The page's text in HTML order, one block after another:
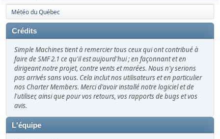
Météo du Québec
Crédits
Simple Machines tient à remercier tous ceux qui ont contribué à
faire de SMF 2.1 ce qu'il est aujourd'hui ; en façonnant et en
dirigeant notre projet, contre vents et marées. Nous n'y serions
pas arrivés sans vous. Cela inclut nos utilisateurs et en particulier
nos Charter Members. Merci d'avoir installé notre logiciel et de
l'utiliser, ainsi que pour vos retours, vos rapports de bugs et vos
avis.
L'équipe